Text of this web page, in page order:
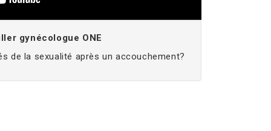
gynécologue ONE
de la sexualité après un accouchement?